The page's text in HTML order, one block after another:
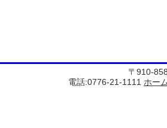
〒910-
電話:0776-21-1111 ホー